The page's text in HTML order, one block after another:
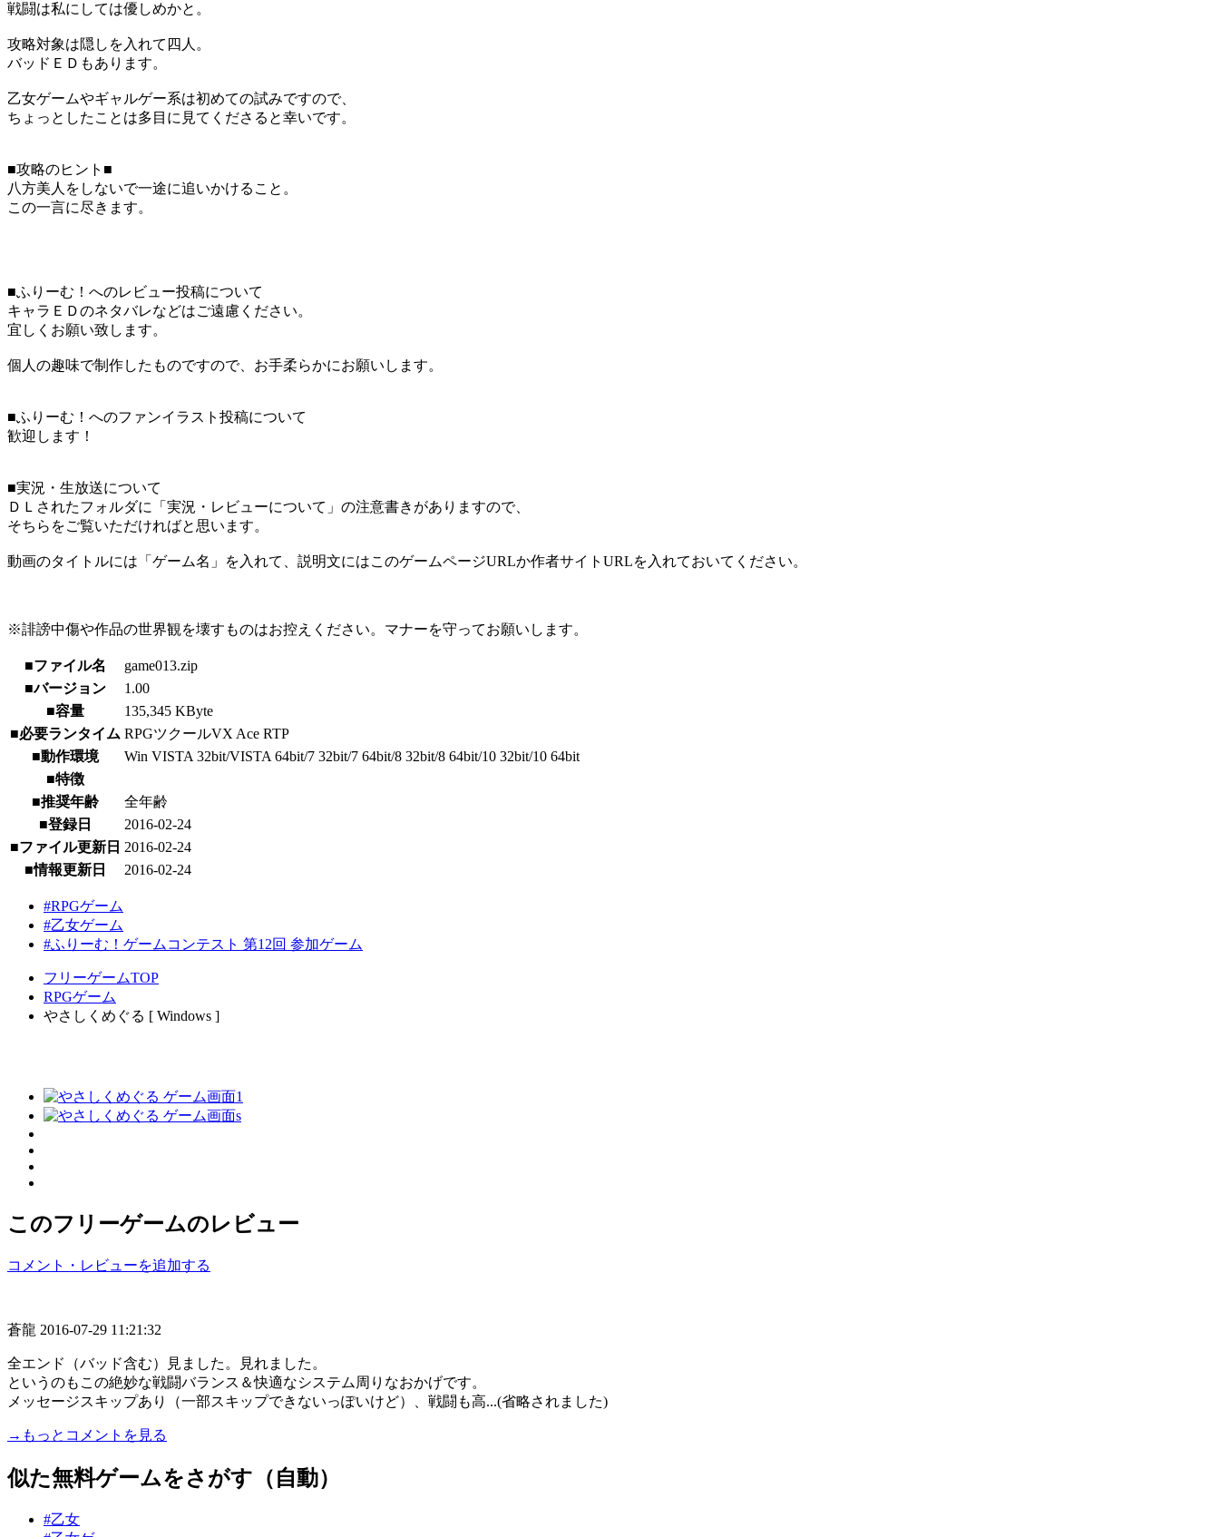
戦闘は私にしては優しめかと。
攻略対象は隠しを入れて四人。
バッドＥＤもあります。
乙女ゲームやギャルゲー系は初めての試みですので、
ちょっとしたことは多目に見てくださると幸いです。
■攻略のヒント■
八方美人をしないで一途に追いかけること。
この一言に尽きます。
■ふりーむ！へのレビュー投稿について
キャラＥＤのネタバレなどはご遠慮ください。
宜しくお願い致します。
個人の趣味で制作したものですので、お手柔らかにお願いします。
■ふりーむ！へのファンイラスト投稿について
歓迎します！
■実況・生放送について
ＤＬされたフォルダに「実況・レビューについて」の注意書きがありますので、
そちらをご覧いただければと思います。
動画のタイトルには「ゲーム名」を入れて、説明文にはこのゲームページURLか作者サイトURLを入れておいてください。
※誹謗中傷や作品の世界観を壊すものはお控えください。マナーを守ってお願いします。
■ファイル名
game013.zip
■バージョン
1.00
■容量
135,345 KByte
■必要ランタイム RPGツクールVX Ace RTP
■動作環境
Win VISTA 32bit/VISTA 64bit/7 32bit/7 64bit/8 32bit/8 64bit/10 32bit/10 64bit
■特徴
■推奨年齢
全年齢
■登録日
2016-02-24
■ファイル更新日 2016-02-24
■情報更新日
2016-02-24
#RPGゲーム
#乙女ゲーム
#ふりーむ！ゲームコンテスト 第12回 参加ゲーム
フリーゲームTOP
RPGゲーム
やさしくめぐる [ Windows ]
このフリーゲームのレビュー
コメント・レビューを追加する
蒼龍 2016-07-29 11:21:32
全エンド（バッド含む）見ました。見れました。
というのもこの絶妙な戦闘バランス＆快適なシステム周りなおかげです。
メッセージスキップあり（一部スキップできないっぽいけど）、戦闘も高...(省略されました)
→もっとコメントを見る
似た無料ゲームをさがす（自動）
#乙女